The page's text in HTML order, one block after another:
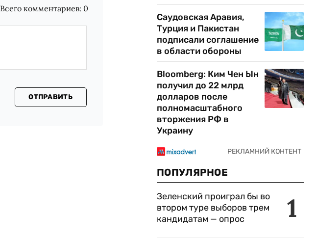
Всего комментариев: 0
ОТПРАВИТЬ
Саудовская Аравия,
Турция и Пакистан
подписали соглашение
в области обороны
Bloomberg: Ким Чен Ын
получил до 22 млрд
долларов после
полномасштабного
вторжения РФ в
Украину
ПОПУЛЯРНОЕ
1
Зеленский проиграл бы во
втором туре выборов трем
кандидатам — опрос